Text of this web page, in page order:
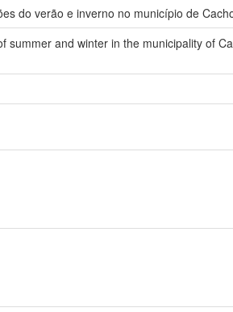
do verão e inverno no município de
and winter in the municipality of